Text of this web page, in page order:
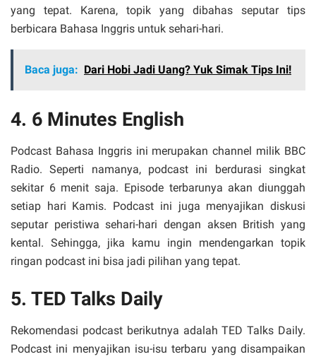
yang tepat. Karena, topik yang dibahas seputar tips
berbicara Bahasa Inggris untuk sehari-hari.
Baca juga: Dari Hobi Jadi Uang? Yuk Simak Tips Ini!
4. 6 Minutes English
Podcast Bahasa Inggris ini merupakan channel milik BBC
Radio. Seperti namanya, podcast ini berdurasi singkat
sekitar 6 menit saja. Episode terbarunya akan diunggah
setiap hari Kamis. Podcast ini juga menyajikan diskusi
seputar peristiwa sehari-hari dengan aksen British yang
kental. Sehingga, jika kamu ingin mendengarkan topik
ringan podcast ini bisa jadi pilihan yang tepat.
5. TED Talks Daily
Rekomendasi podcast berikutnya adalah TED Talks Daily.
Podcast ini menyajikan isu-isu terbaru yang disampaikan